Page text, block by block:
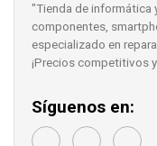
"Tienda de informática
componentes,
especializado en
¡Precios competitivos
Síguenos en: